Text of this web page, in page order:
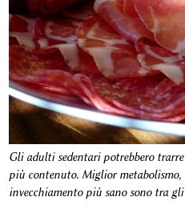
Gli adulti sedentari potrebbero
più contenuto. Miglior
invecchiamento più sano sono tra